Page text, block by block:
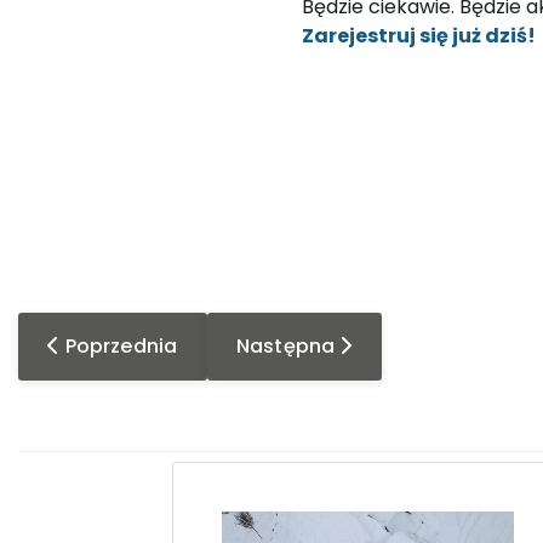
Będzie ciekawie. Będzie
Zarejestruj się już dziś!
Poprzednia strona: „Z wiatrem i pod wiatr –
Poprzednia Następna strona: BO
Następna